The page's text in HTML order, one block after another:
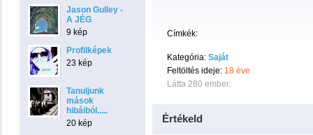
Jason Gulley -
A JÉG
9 kép
Profilképek
23 kép
Tanuljunk
mások
hibáiból.....
20 kép
Címkék:
Kategória: Saját
Feltöltés ideje: 18 éve
Látta 280 ember.
Értékeld